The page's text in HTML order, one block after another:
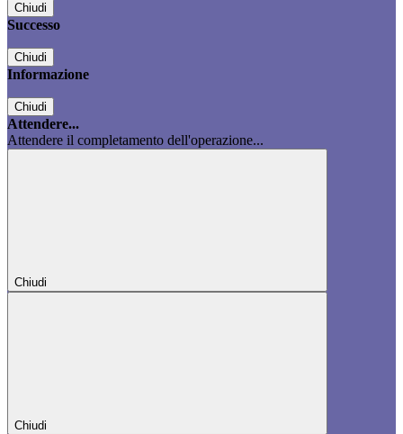
Chiudi
Successo
Chiudi
Informazione
Chiudi
Attendere...
Attendere il completamento dell'operazione...
Chiudi
Chiudi